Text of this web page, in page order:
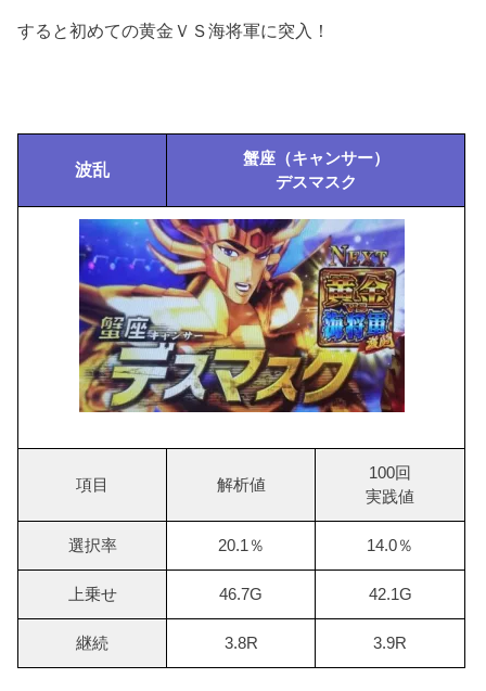
すると初めての黄金ＶＳ海将軍に突入！
波乱
蟹座（キャンサー）
デスマスク
項目 解析値
100回
実践値
選択率 20.1％ 14.0％
上乗せ 46.7G 42.1G
継続 3.8R 3.9R